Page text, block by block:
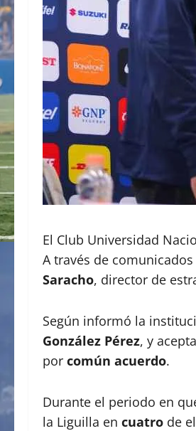
El Club Universidad
A través de
Saracho, director de
Según informó la
González Pérez, y
por común acuerdo.
Durante el periodo en
la Liguilla en cuatro de